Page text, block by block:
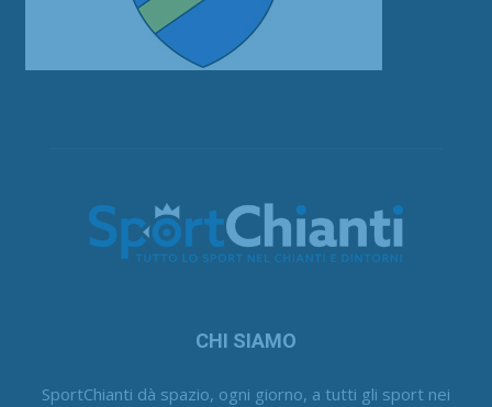
CHI SIAMO
SportChianti dà spazio, ogni giorno, a tutti gli sport nei